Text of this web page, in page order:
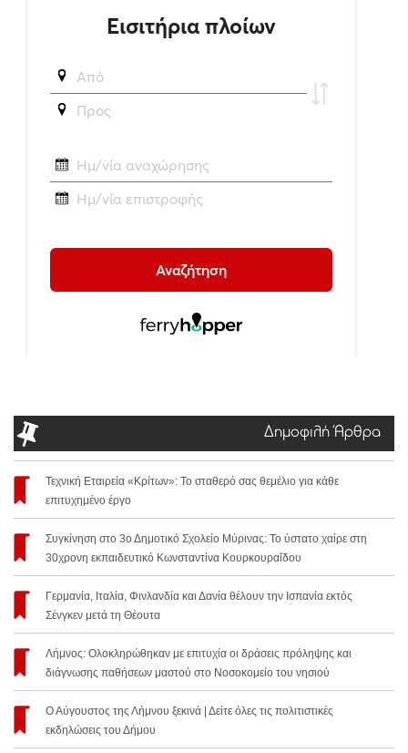
Δημοφιλή Άρθρα
Τεχνική Εταιρεία «Κρίτων»: Το σταθερό σας θεμέλιο για κάθε
επιτυχημένο έργο
Συγκίνηση στο 3ο Δημοτικό Σχολείο Μύρινας: Το ύστατο χαίρε στη
30χρονη εκπαιδευτικό Κωνσταντίνα Κουρκουραΐδου
Γερμανία, Ιταλία, Φινλανδία και Δανία θέλουν την Ισπανία εκτός
Σένγκεν μετά τη Θέουτα
Λήμνος: Ολοκληρώθηκαν με επιτυχία οι δράσεις πρόληψης και
διάγνωσης παθήσεων μαστού στο Νοσοκομείο του νησιού
Ο Αύγουστος της Λήμνου ξεκινά | Δείτε όλες τις πολιτιστικές
εκδηλώσεις του Δήμου